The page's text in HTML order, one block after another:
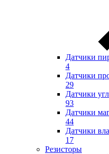
Датчики
4
Датчики
29
Датчики
93
Датчики
44
Датчики
17
Резисторы